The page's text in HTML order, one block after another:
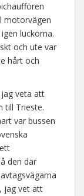
motorvägen
luckorna.
och ute var
hårt och
jag veta att
till Trieste.
var bussen
den där
jag vet att